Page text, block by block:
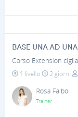
BASE UNA AD UNA
Corso Extension
1 livello
2 giorni
Rosa Falbo
Trainer